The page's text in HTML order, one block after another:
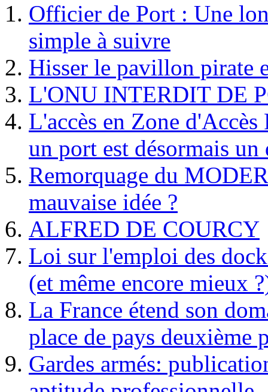
Officier de Port : Une
simple à suivre
Hisser le pavillon pirate
L'ONU INTERDIT DE
L'accès en Zone
un port est désormais un
Remorquage du
mauvaise idée ?
ALFRED DE COURCY
Loi sur l'emploi des
(et même encore mieux
La France étend son
place de pays deuxième
Gardes armés: